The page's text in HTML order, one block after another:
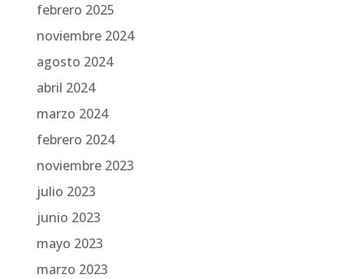
febrero 2025
noviembre 2024
agosto 2024
abril 2024
marzo 2024
febrero 2024
noviembre 2023
julio 2023
junio 2023
mayo 2023
marzo 2023